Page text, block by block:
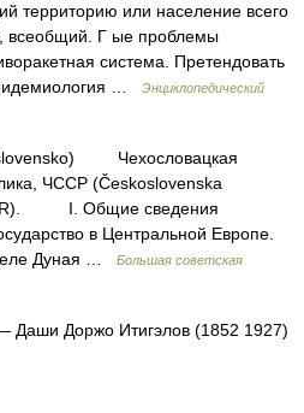
территорию или население всего
всеобщий. Г ые проблемы
система. Претендовать
…
Энциклопедический
Чехословацкая
ЧССР (Československa
I. Общие сведения
в Центральной Европе.
Дуная …
Большая советская
Даши Доржо Итигэлов (1852 1927)